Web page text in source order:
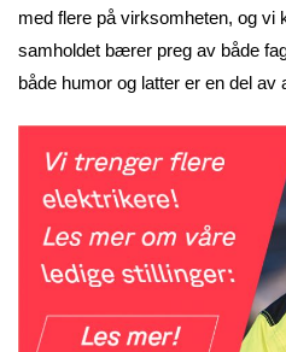
med flere på virksomheten, og vi
samholdet bærer preg av både
både humor og latter er en del av